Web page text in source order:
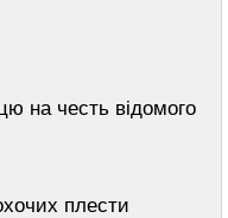
на честь відомого
плести